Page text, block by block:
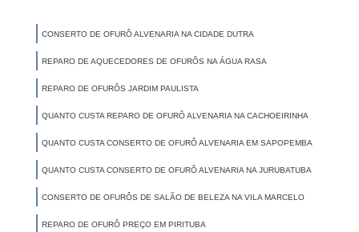
CONSERTO DE OFURÔ ALVENARIA NA CIDADE DUTRA
REPARO DE AQUECEDORES DE OFURÔS NA ÁGUA RASA
REPARO DE OFURÔS JARDIM PAULISTA
QUANTO CUSTA REPARO DE OFURÔ ALVENARIA NA CACHOEIRINHA
QUANTO CUSTA CONSERTO DE OFURÔ ALVENARIA EM SAPOPEMBA
QUANTO CUSTA CONSERTO DE OFURÔ ALVENARIA NA JURUBATUBA
CONSERTO DE OFURÔS DE SALÃO DE BELEZA NA VILA MARCELO
REPARO DE OFURÔ PREÇO EM PIRITUBA